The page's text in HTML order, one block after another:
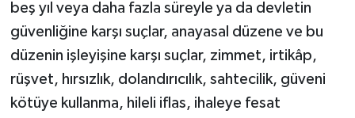
beş yıl veya daha fazla süreyle ya da devletin
güvenliğine karşı suçlar, anayasal düzene ve bu
düzenin işleyişine karşı suçlar, zimmet, irtikâp,
rüşvet, hırsızlık, dolandırıcılık, sahtecilik, güveni
kötüye kullanma, hileli iflas, ihaleye fesat